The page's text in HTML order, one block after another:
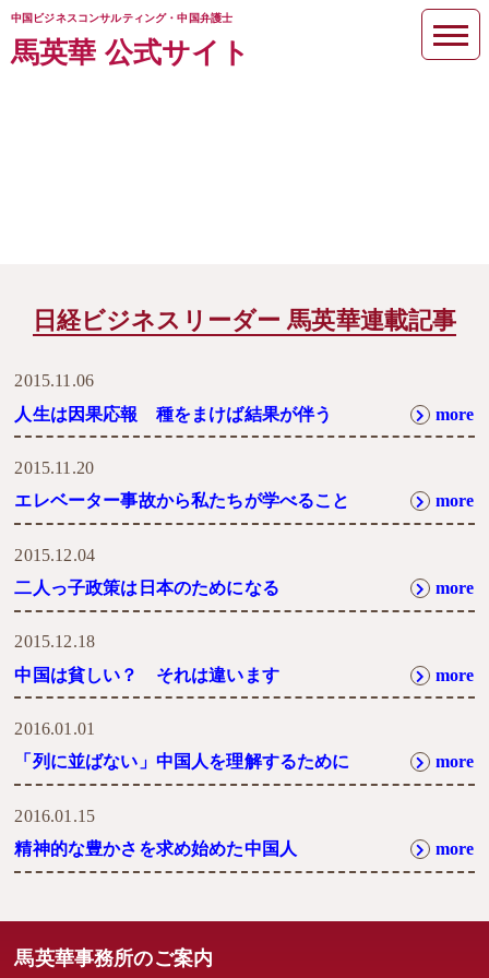
中国ビジネスコンサルティング・中国弁護士
馬英華 公式サイト
日経ビジネスリーダー 馬英華連載記事
2015.11.06
人生は因果応報 種をまけば結果が伴う
more
2015.11.20
エレベーター事故から私たちが学べること
more
2015.12.04
二人っ子政策は日本のためになる
more
2015.12.18
中国は貧しい？ それは違います
more
2016.01.01
「列に並ばない」中国人を理解するために
more
2016.01.15
精神的な豊かさを求め始めた中国人
more
馬英華事務所のご案内